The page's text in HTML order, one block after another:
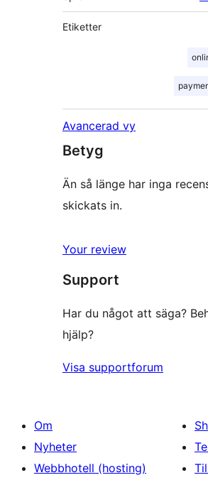
Etiketter
Avancerad vy
Betyg
Än så länge har inga
skickats in.
Your review
Support
Har du något att säga?
hjälp?
Visa supportforum
Om
Nyheter
Webbhotell (hosting)